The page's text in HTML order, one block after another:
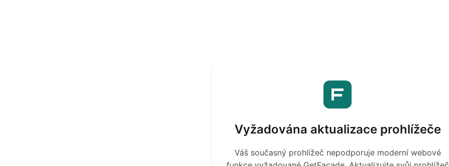
Vyžadována aktualizace prohlížeče
Váš současný prohlížeč nepodporuje moderní webové